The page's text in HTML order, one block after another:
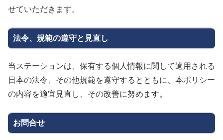
せていただきます。
法令、規範の遵守と見直し
当ステーションは、保有する個人情報に関して適用される
日本の法令、その他規範を遵守するとともに、本ポリシー
の内容を適宜見直し、その改善に努めます。
お問合せ